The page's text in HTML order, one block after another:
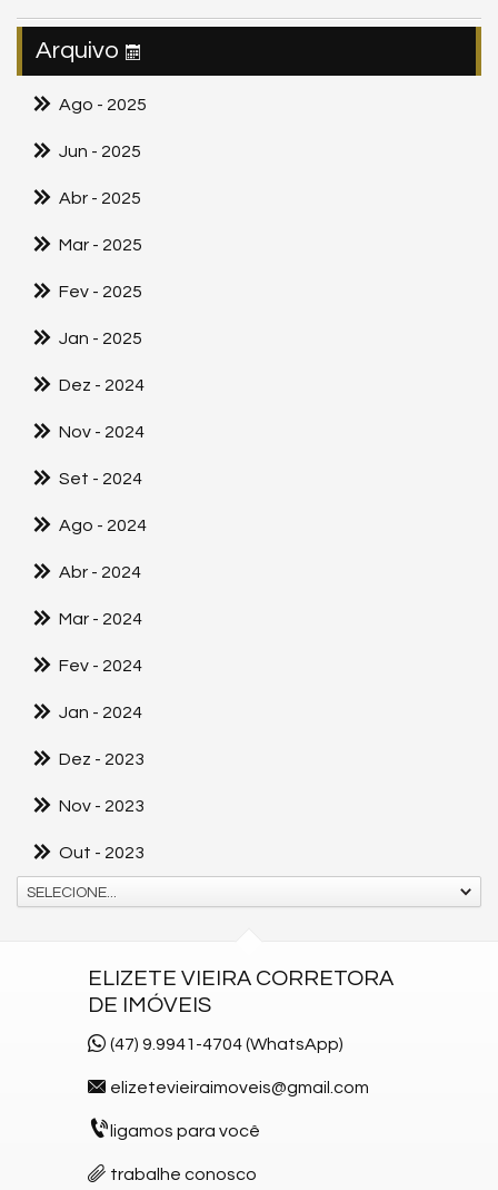
Arquivo
Ago - 2025
Jun - 2025
Abr - 2025
Mar - 2025
Fev - 2025
Jan - 2025
Dez - 2024
Nov - 2024
Set - 2024
Ago - 2024
Abr - 2024
Mar - 2024
Fev - 2024
Jan - 2024
Dez - 2023
Nov - 2023
Out - 2023
SELECIONE...
ELIZETE VIEIRA CORRETORA
DE IMÓVEIS
(47) 9.9941-4704 (WhatsApp)
elizetevieiraimoveis@gmail.com
ligamos para você
trabalhe conosco